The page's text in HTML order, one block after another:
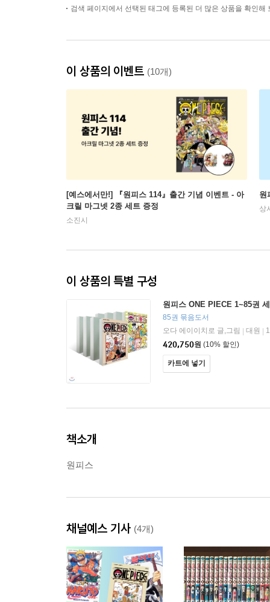
검색 페이지에서 선택된 태그에 등록된 더 많은 상품을 확인해
이 상품의 이벤트 (10개)
[예스에서만!] 『원피스 114』출간 기념 이벤트 - 아
크릴 마그넷 2종 세트 증정
소진시
원
상
이 상품의 특별 구성
원피스 ONE PIECE 1~85권
85권 묶음도서
오다 에이이치로 글,그림
대원
420,750원 (10% 할인)
카트에 넣기
책소개
원피스
채널예스 기사 (4개)